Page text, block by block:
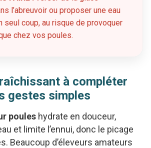
l’abreuvoir ou proposer une eau
seul coup, au risque de provoquer
chez vos poules.
à compléter
gestes simples
poules hydrate en douceur,
et limite l’ennui, donc le picage
Beaucoup d’éleveurs amateurs